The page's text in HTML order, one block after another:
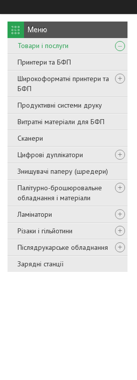
Товари і послуги
Принтери та БФП
Широкоформатні принтери та
БФП
Продуктивні системи друку
Витратні матеріали для БФП
Сканери
Цифрові дуплікатори
Знищувачі паперу (шредери)
Палітурно-брошюровальне
обладнання і матеріали
Ламінатори
Різаки і гільйотини
Післядрукарське обладнання
Зарядні станції